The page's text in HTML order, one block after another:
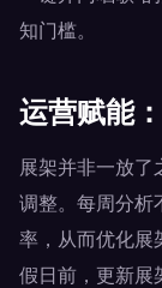
知门槛。
运营赋能
展架并非一放
调整。每周分析
率，从而优化展
假日前，更新展